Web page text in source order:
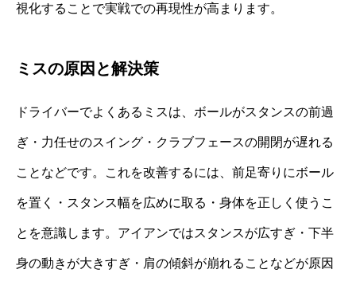
視化することで実戦での再現性が高まります。
ミスの原因と解決策
ドライバーでよくあるミスは、ボールがスタンスの前過
ぎ・力任せのスイング・クラブフェースの開閉が遅れる
ことなどです。これを改善するには、前足寄りにボール
を置く・スタンス幅を広めに取る・身体を正しく使うこ
とを意識します。アイアンではスタンスが広すぎ・下半
身の動きが大きすぎ・肩の傾斜が崩れることなどが原因